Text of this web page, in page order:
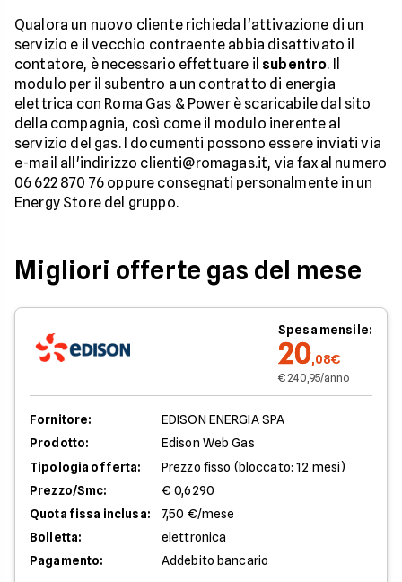
Qualora un nuovo cliente richieda l'attivazione di un
servizio e il vecchio contraente abbia disattivato il
contatore, è necessario effettuare il subentro. Il
modulo per il subentro a un contratto di energia
elettrica con Roma Gas & Power è scaricabile dal sito
della compagnia, così come il modulo inerente al
servizio del gas. I documenti possono essere inviati via
e-mail all'indirizzo clienti@romagas.it, via fax al numero
06 622 870 76 oppure consegnati personalmente in un
Energy Store del gruppo.
Migliori offerte gas del mese
Spesa mensile:
20,08€
€ 240,95/anno
Fornitore:
EDISON ENERGIA SPA
Prodotto:
Edison Web Gas
Tipologia offerta:
Prezzo fisso (bloccato: 12 mesi)
Prezzo/Smc:
€ 0,6290
Quota fissa inclusa:
7,50 €/mese
Bolletta:
elettronica
Pagamento:
Addebito bancario